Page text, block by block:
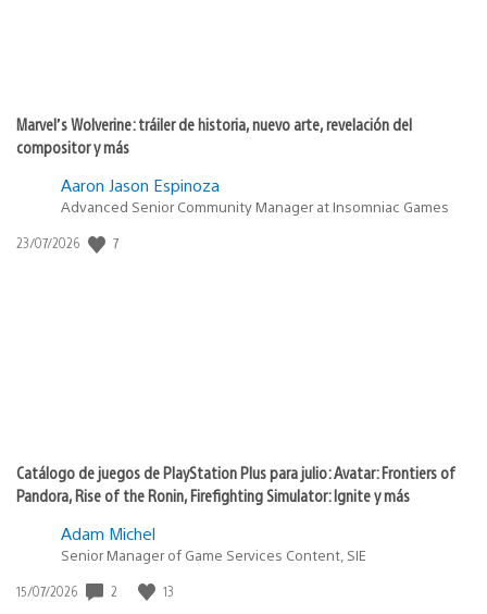
Marvel’s Wolverine: tráiler de historia, nuevo arte, revelación del
compositor y más
Aaron Jason Espinoza
Advanced Senior Community Manager at Insomniac Games
Fecha
23/07/2026 7
Catálogo de juegos de PlayStation Plus para julio: Avatar: Frontiers of
Pandora, Rise of the Ronin, Firefighting Simulator: Ignite y más
Adam Michel
Senior Manager of Game Services Content, SIE
Fecha
15/07/2026 2 13